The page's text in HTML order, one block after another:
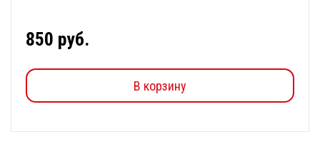
850 руб.
В корзину